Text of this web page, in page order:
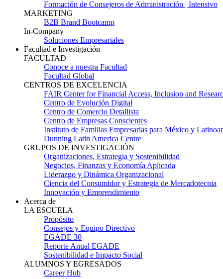
Formación de Consejeros de Administración | Intensivo
MARKETING
B2B Brand Bootcamp
In-Company
Soluciones Empresariales
Facultad e Investigación
FACULTAD
Conoce a nuestra Facultad
Facultad Global
CENTROS DE EXCELENCIA
FAIR Center for Financial Access, Inclusion and
Centro de Evolución Digital
Centro de Comercio Detallista
Centro de Empresas Conscientes
Instituto de Familias Empresarias para México y
Dunning Latin America Centre
GRUPOS DE INVESTIGACIÓN
Organizaciones, Estrategia y Sostenibilidad
Negocios, Finanzas y Economía Aplicada
Liderazgo y Dinámica Organizacional
Ciencia del Consumidor y Estrategia de Mercadotecnia
Innovación y Emprendimiento
Acerca de
LA ESCUELA
Propósito
Consejos y Equipo Directivo
EGADE 30
Reporte Anual EGADE
Sostenibilidad e Impacto Social
ALUMNOS Y EGRESADOS
Career Hub